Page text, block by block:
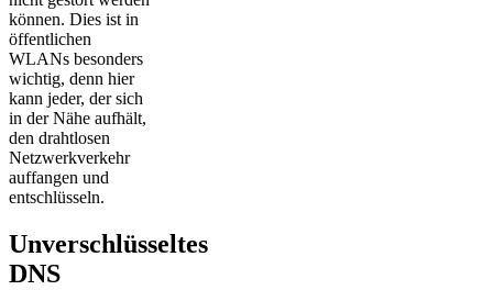
können. Dies ist in
öffentlichen
WLANs besonders
wichtig, denn hier
kann jeder, der sich
in der Nähe aufhält,
den drahtlosen
Netzwerkverkehr
auffangen und
entschlüsseln.
Unverschlüsseltes
DNS